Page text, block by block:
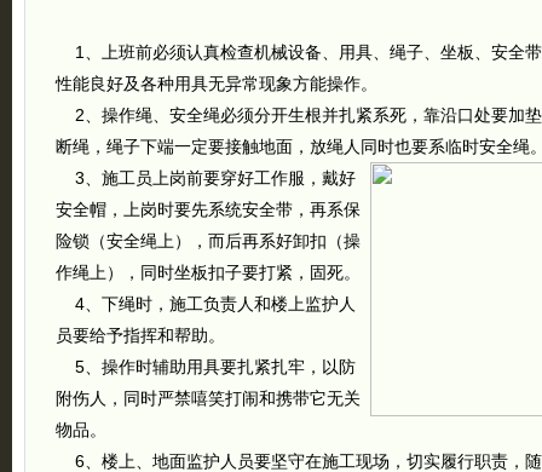
1、上班前必须认真检查机械设备、用具、绳子、坐板、安全
性能良好及各种用具无异常现象方能操作。
2、操作绳、安全绳必须分开生根并扎紧系死，靠沿口处要加
断绳，绳子下端一定要接触地面，放绳人同时也要系临时安全绳
3、施工员上岗前要穿好工作服，戴好
安全帽，上岗时要先系统安全带，再系保
险锁（安全绳上），而后再系好卸扣（操
作绳上），同时坐板扣子要打紧，固死。
4、下绳时，施工负责人和楼上监护人
员要给予指挥和帮助。
5、操作时辅助用具要扎紧扎牢，以防
附伤人，同时严禁嘻笑打闹和携带它无关
物品。
6、楼上、地面监护人员要坚守在施工现场，切实履行职责，